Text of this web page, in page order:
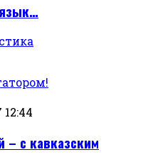
– с кавказским